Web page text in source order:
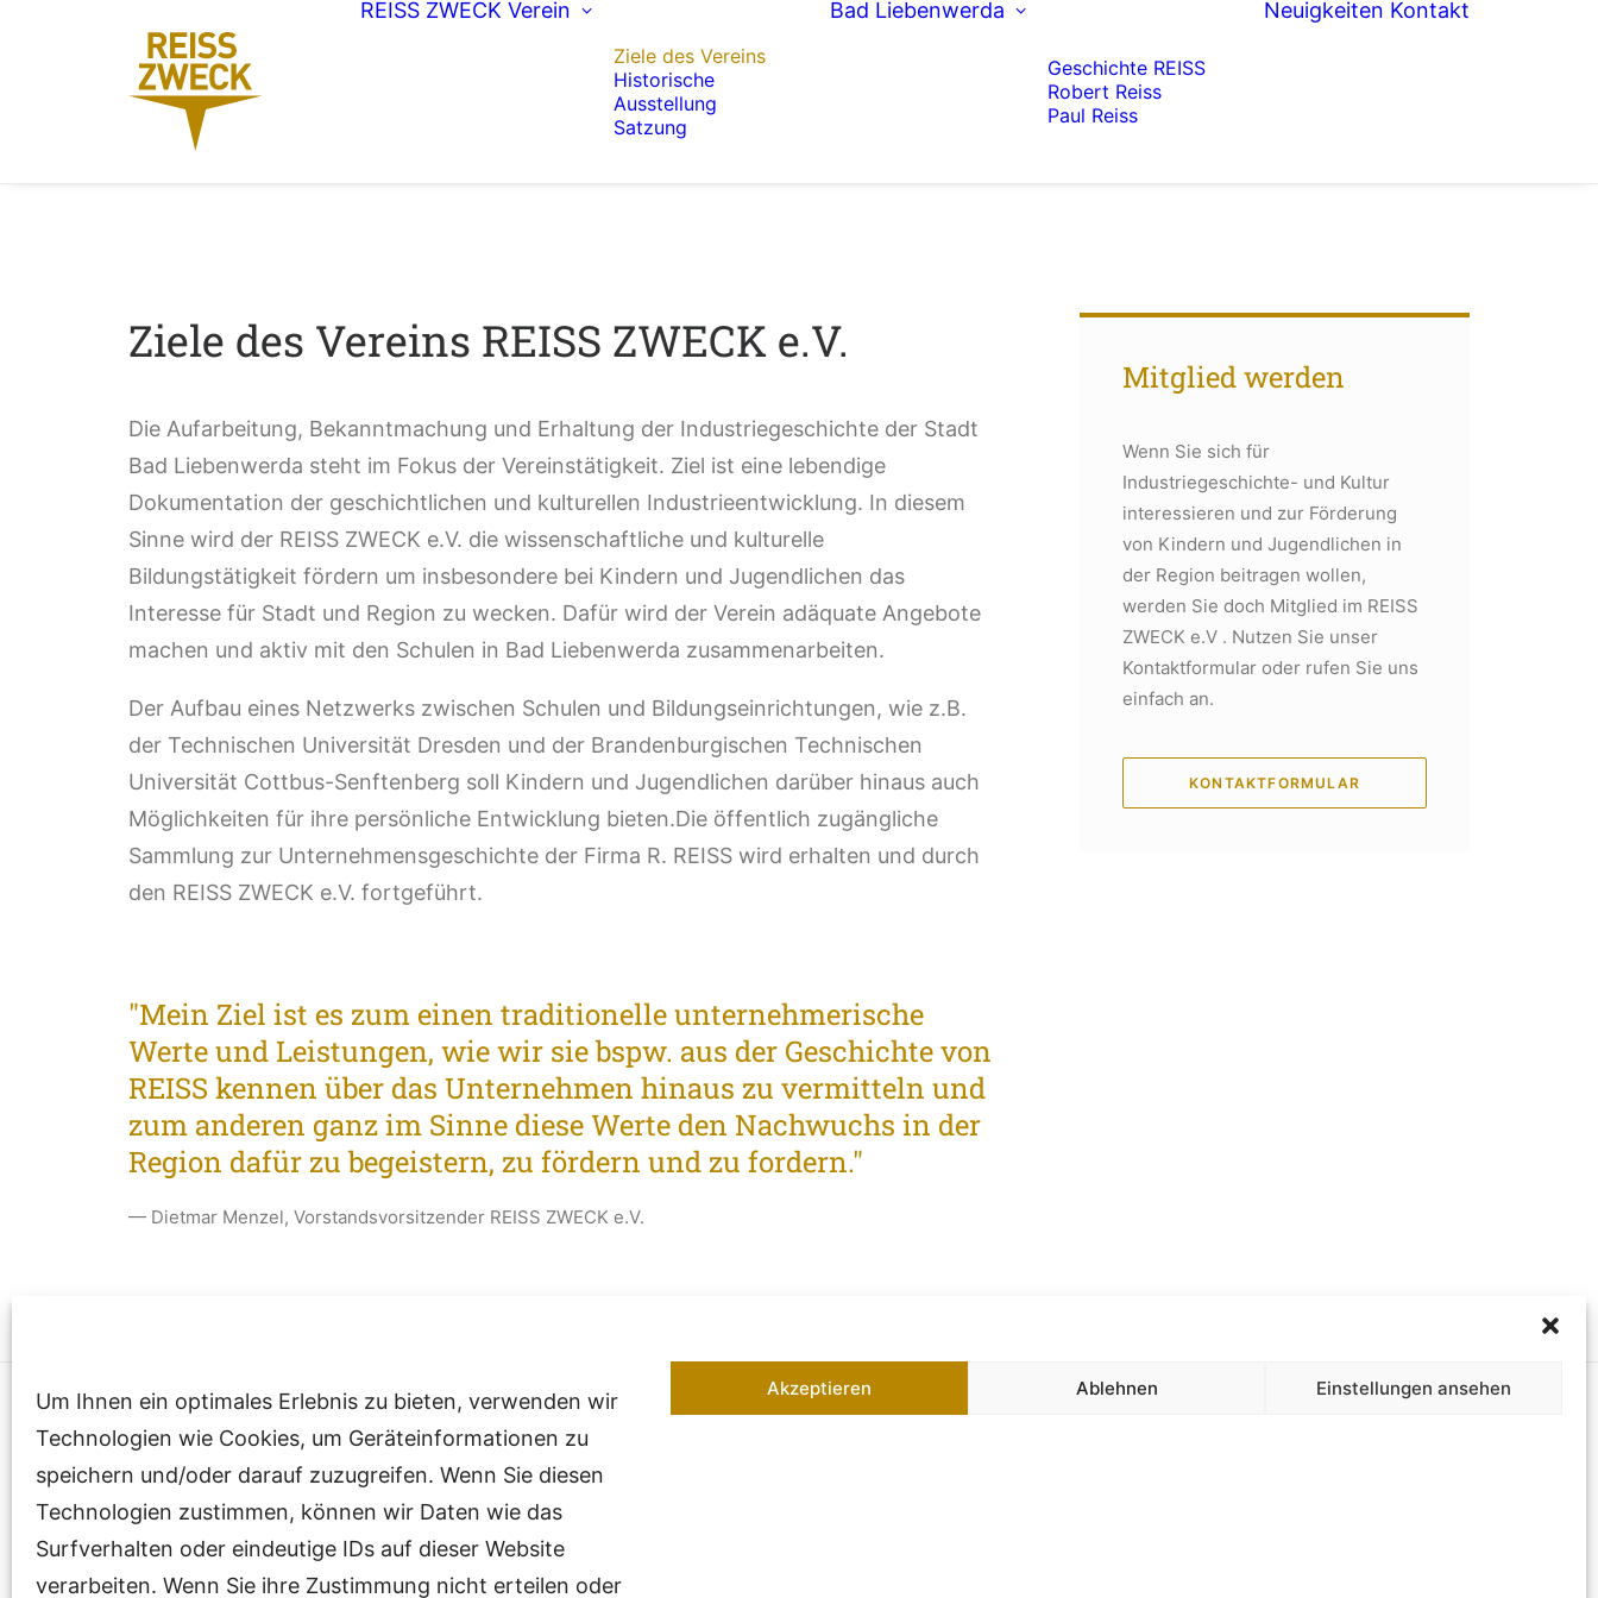
Um Ihnen ein optimales Erlebnis zu bieten, verwenden wir
Technologien wie Cookies, um Geräteinformationen zu
speichern und/oder darauf zuzugreifen. Wenn Sie diesen
Technologien zustimmen, können wir Daten wie das
Surfverhalten oder eindeutige IDs auf dieser Website
verarbeiten. Wenn Sie ihre Zustimmung nicht erteilen oder
Akzeptieren Ablehnen Einstellungen ansehen
REISS ZWECK Verein
Ziele des Vereins
Historische
Ausstellung
Satzung
Bad Liebenwerda
Geschichte REISS
Robert Reiss
Paul Reiss
Neuigkeiten Kontakt
Ziele des Vereins REISS ZWECK e.V.
Die Aufarbeitung, Bekanntmachung und Erhaltung der Industriegeschichte der Stadt
Bad Liebenwerda steht im Fokus der Vereinstätigkeit. Ziel ist eine lebendige
Dokumentation der geschichtlichen und kulturellen Industrieentwicklung. In diesem
Sinne wird der REISS ZWECK e.V. die wissenschaftliche und kulturelle
Bildungstätigkeit fördern um insbesondere bei Kindern und Jugendlichen das
Interesse für Stadt und Region zu wecken. Dafür wird der Verein adäquate Angebote
machen und aktiv mit den Schulen in Bad Liebenwerda zusammenarbeiten.
Der Aufbau eines Netzwerks zwischen Schulen und Bildungseinrichtungen, wie z.B.
der Technischen Universität Dresden und der Brandenburgischen Technischen
Universität Cottbus-Senftenberg soll Kindern und Jugendlichen darüber hinaus auch
Möglichkeiten für ihre persönliche Entwicklung bieten.Die öffentlich zugängliche
Sammlung zur Unternehmensgeschichte der Firma R. REISS wird erhalten und durch
den REISS ZWECK e.V. fortgeführt.
"Mein Ziel ist es zum einen traditionelle unternehmerische
Werte und Leistungen, wie wir sie bspw. aus der Geschichte von
REISS kennen über das Unternehmen hinaus zu vermitteln und
zum anderen ganz im Sinne diese Werte den Nachwuchs in der
Region dafür zu begeistern, zu fördern und zu fordern."
— Dietmar Menzel, Vorstandsvorsitzender REISS ZWECK e.V.
Mitglied werden
Wenn Sie sich für
Industriegeschichte- und Kultur
interessieren und zur Förderung
von Kindern und Jugendlichen in
der Region beitragen wollen,
werden Sie doch Mitglied im REISS
ZWECK e.V . Nutzen Sie unser
Kontaktformular oder rufen Sie uns
einfach an.
KONTAKTFORMULAR
Anschrift
Südring 6
04924 Bad Liebenwerda
Kontakt
E-Mail:info@reiss-zweck.com